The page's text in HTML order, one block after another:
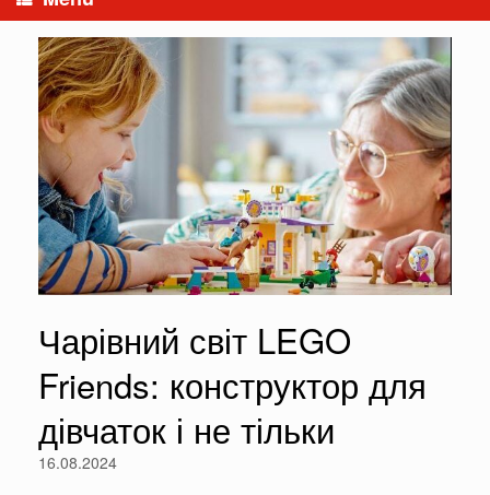
Чарівний світ LEGO
Friends: конструктор для
дівчаток і не тільки
16.08.2024